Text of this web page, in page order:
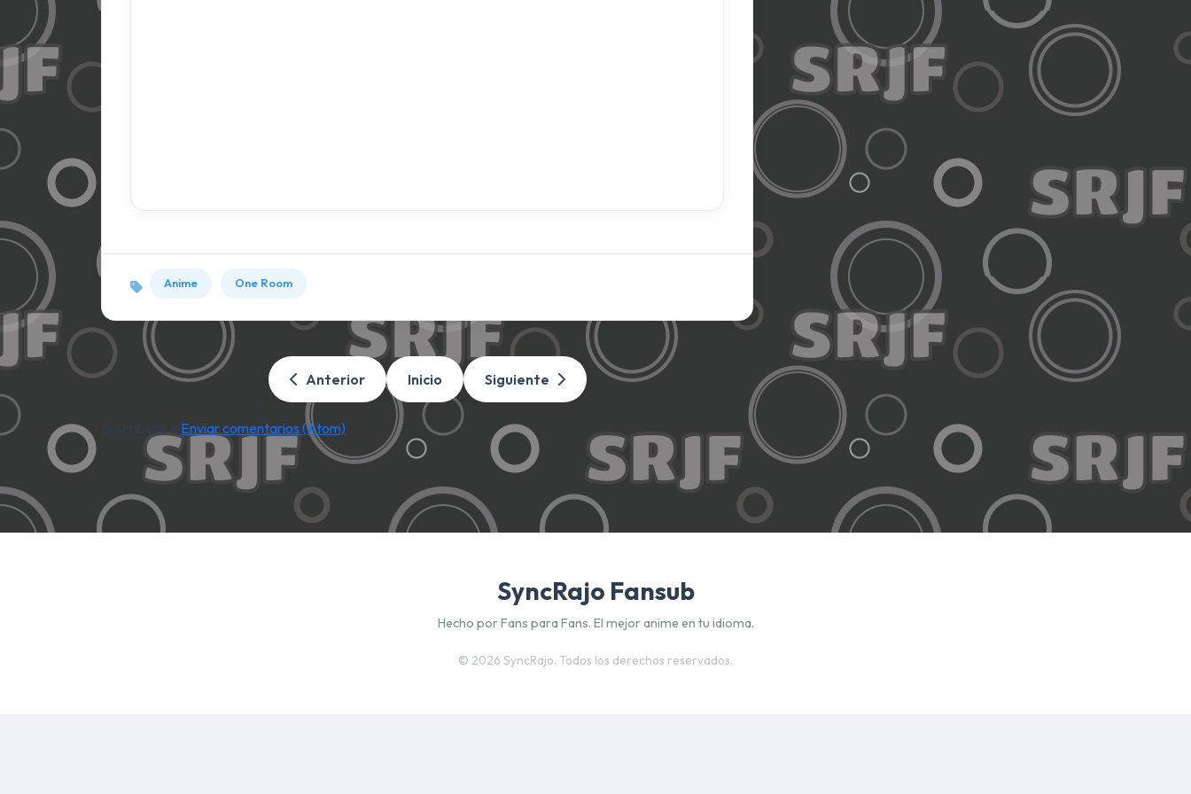
Anime One Room
Anterior Inicio Siguiente
Suscribirse a:Enviar comentarios (Atom)
SyncRajo Fansub
Hecho por Fans para Fans. El mejor anime en tu idioma.
© 2026 SyncRajo. Todos los derechos reservados.